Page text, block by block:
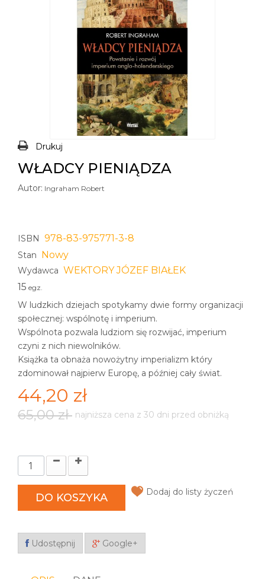
Drukuj
WŁADCY PIENIĄDZA
Autor: Ingraham Robert
ISBN 978-83-975771-3-8
Stan Nowy
Wydawca WEKTORY JÓZEF BIAŁEK
15 egz.
W ludzkich dziejach spotykamy dwie formy organizacji
społecznej: wspólnotę i imperium.
Wspólnota pozwala ludziom się rozwijać, imperium
czyni z nich niewolników.
Książka ta obnaża nowożytny imperializm który
zdominował najpierw Europę, a później cały świat.
44,20 zł
65,00 zł najniższa cena z 30 dni przed obniżką
DO KOSZYKA Dodaj do listy życzeń
Udostępnij Google+